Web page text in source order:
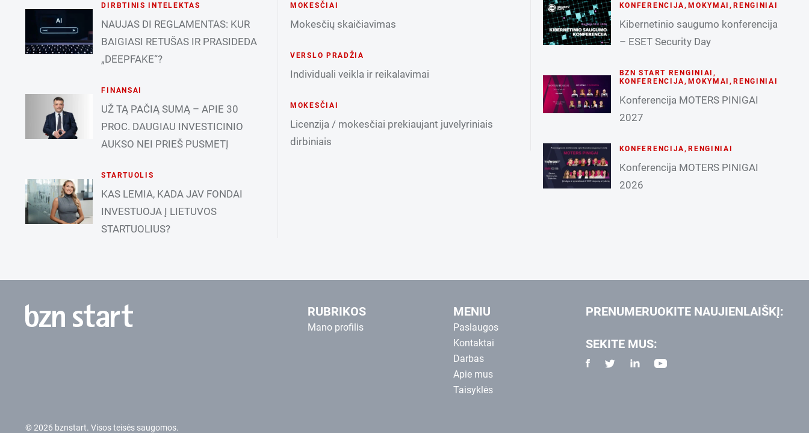
DIRBTINIS INTELEKTAS
NAUJAS DI REGLAMENTAS: KUR
BAIGIASI RETUŠAS IR PRASIDEDA
„DEEPFAKE“?
FINANSAI
UŽ TĄ PAČIĄ SUMĄ – APIE 30
PROC. DAUGIAU INVESTICINIO
AUKSO NEI PRIEŠ PUSMETĮ
STARTUOLIS
KAS LEMIA, KADA JAV FONDAI
INVESTUOJA Į LIETUVOS
STARTUOLIUS?
MOKESČIAI
Mokesčių skaičiavimas
VERSLO PRADŽIA
Individuali veikla ir reikalavimai
MOKESČIAI
Licenzija / mokesčiai prekiaujant juvelyriniais
dirbiniais
KONFERENCIJA ,MOKYMAI ,RENGINIAI
Kibernetinio saugumo konferencija
– ESET Security Day
BZN START RENGINIAI ,
KONFERENCIJA ,MOKYMAI ,RENGINIAI
Konferencija MOTERS PINIGAI
2027
KONFERENCIJA ,RENGINIAI
Konferencija MOTERS PINIGAI
2026
RUBRIKOS
Mano profilis
MENIU
Paslaugos
Kontaktai
Darbas
Apie mus
Taisyklės
PRENUMERUOKITE NAUJIENLAIŠKĮ:
SEKITE MUS:
© 2026 bznstart. Visos teisės saugomos.